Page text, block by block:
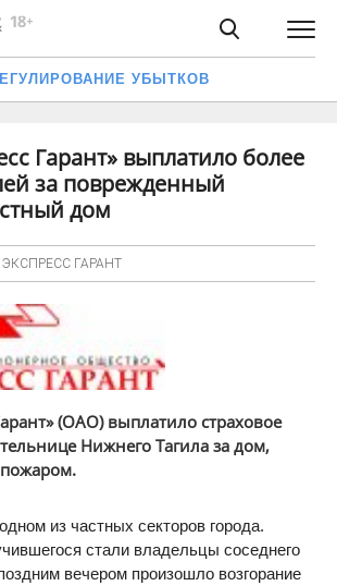
УБЫТКОВ
Гарант» выплатило более
за поврежденный
дом
ЭКСПРЕСС ГАРАНТ
(ОАО) выплатило страховое
Нижнего Тагила за дом,
из частных секторов города.
стали владельцы соседнего
вечером произошло возгорание